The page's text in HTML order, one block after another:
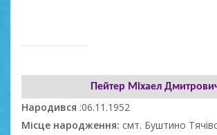
Пейтер Міхаел
Народився :06.11.1952
Місце народження: смт. Буштино